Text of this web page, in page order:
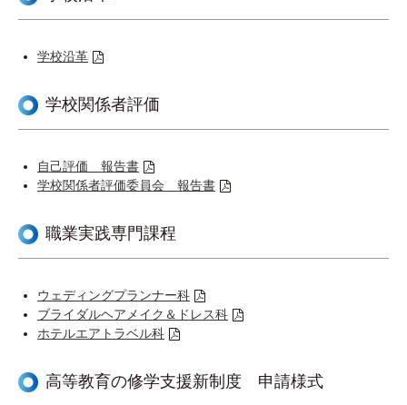
学校沿革
学校関係者評価
自己評価 報告書
学校関係者評価委員会 報告書
職業実践専門課程
ウェディングプランナー科
ブライダルヘアメイク＆ドレス科
ホテルエアトラベル科
高等教育の修学支援新制度 申請様式